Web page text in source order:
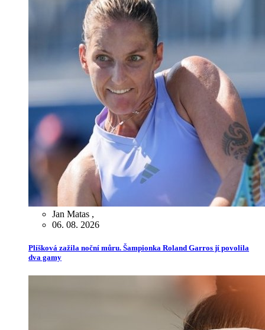
Jan Matas ,
06. 08. 2026
Plíšková zažila noční můru. Šampionka Roland Garros jí povolila
dva gamy